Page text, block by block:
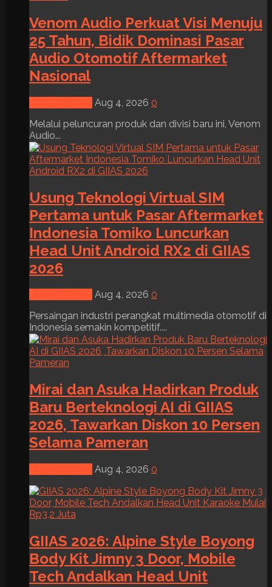
Venom Audio Perkuat Visi Menuju
25 Tahun, Bidik Dominasi Pasar
Audio Otomotif Aftermarket
Nasional
Aug 4, 2026 0
Melalui peluncuran produk dan divisi baru ini, Venom
Audio...
Usung Teknologi Virtual SIM
Pertama untuk Pasar Aftermarket
Indonesia Tomiko Luncurkan
Head Unit Android RX2 di GIIAS
2026
Aug 4, 2026 0
Persaingan industri perangkat multimedia otomotif di
Indonesia semakin kompetitif....
Mirai dan Asuka Hadirkan Produk
Baru Berteknologi AI di GIIAS
2026, Tawarkan Diskon 10 Persen
Selama Pameran
Aug 4, 2026 0
GIIAS 2026: Alpine Style Boyong
Body Kit Jimny 3 Door, Mobile
Tech Andalkan Head Unit